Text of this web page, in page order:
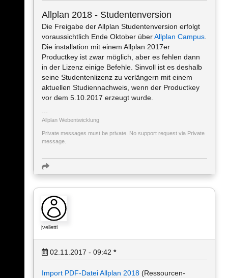
Allplan 2018 - Studentenversion
Die Freigabe der Allplan Studentenversion erfolgt
voraussichtlich Ende Oktober überAllplan Campus
Die installation mit einem Allplan 2017er
Productkey ist zwar möglich, aber es fehlen dann
in der Lizenz einige Befehle. Sinvoll ist es deshalb
seine Studentenlizenz zu verlängern mit einem
aktuellen Studiennachweis, wenn der Productkey
vor dem 5.10.2017 erzeugt wurde.
Allplan Webentwicklung
Private messages must be private. No support request via Private
message.
jvelletti
02.11.2017 - 09:42 *
Import PDF-Datei Allplan 2018 (Ressourcen-